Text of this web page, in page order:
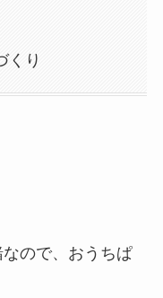
くり
ので、おうちぱ